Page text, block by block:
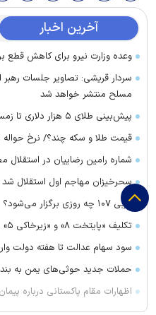
آخرین اخبار
وعده وزارت نیرو برای کاهش قطع
سردار قریشی: تصاویر جلسات رهبر
مسلح منتشر خواهد شد
پیش‌بینی طلای ۵ هزار دلاری تا زمستان ۲۰۲۶
قیمت طلا و سکه چند؟/ نرخ حواله
شماره رامین رضاییان در استقلال
سحرخیزان مهاجم اول استقلال شد
دربی ۱۰۷ چه روزی برگزار می‌شود؟
تکلیف «پایتخت ۸» و «زیرخاکی ۵» مشخص شد
سود سهام عدالت تا هفته دولت
حملات جدید حوثی‌های یمن به
اظهارات مقام پاکستانی درباره